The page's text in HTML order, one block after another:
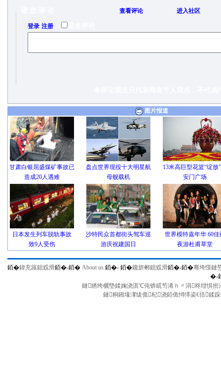
查看评论 进入社区
登录/ 注册 匿名评论
图片报道
甘肃白银屈盛煤矿事故已
造成20人遇难
盘点世界现役十大明星航
母舰载机
13米高巨型花篮“绽放
安门广场
日本发生列车脱轨事故
致9人受伤
沙特民众首都街头驾车巡
游庆祝建国日
世界模特嘉年华 60佳
夜游杜甫草堂
銆�鍏充簬鎴戜滑銆�-銆� About us 銆�- 銆�鑱旂郴鎴戜滑銆�-銆�骞垮憡鏈
�-
鏈綉绔欐墍鍒婅浇淇℃伅锛屼笉浠ｈ〃涓柊绀惧
鏈粡鎺堟潈绂佹杞浇銆佹憳缂栥€佸鍒